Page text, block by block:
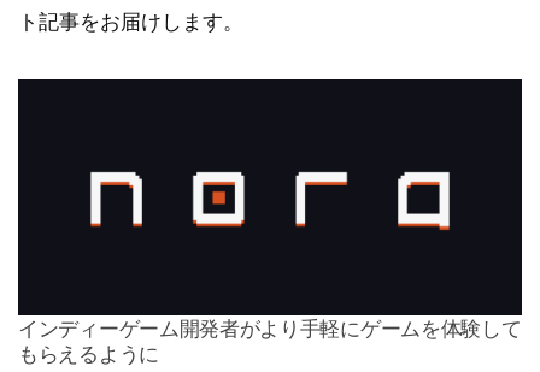
ト記事をお届けします。
インディーゲーム開発者がより手軽にゲームを体験して
もらえるように